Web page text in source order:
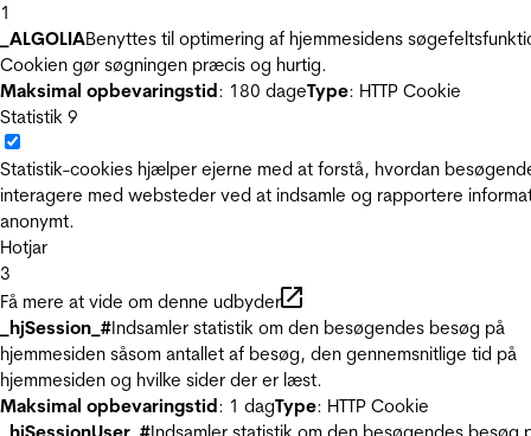
1
_ALGOLIABenyttes til optimering af hjemmesidens
Cookien gør søgningen præcis og hurtig.
Maksimal opbevaringstid: 180 dageType: HTTP Cookie
Statistik 9
Statistik-cookies hjælper ejerne med at forstå, hvordan
interagere med websteder ved at indsamle og rapportere
anonymt.
Hotjar
3
Få mere at vide om denne udbyder
_hjSession_#Indsamler statistik om den besøgendes besøg på
hjemmesiden såsom antallet af besøg, den gennemsnitlige tid på
hjemmesiden og hvilke sider der er læst.
Maksimal opbevaringstid: 1 dagType: HTTP Cookie